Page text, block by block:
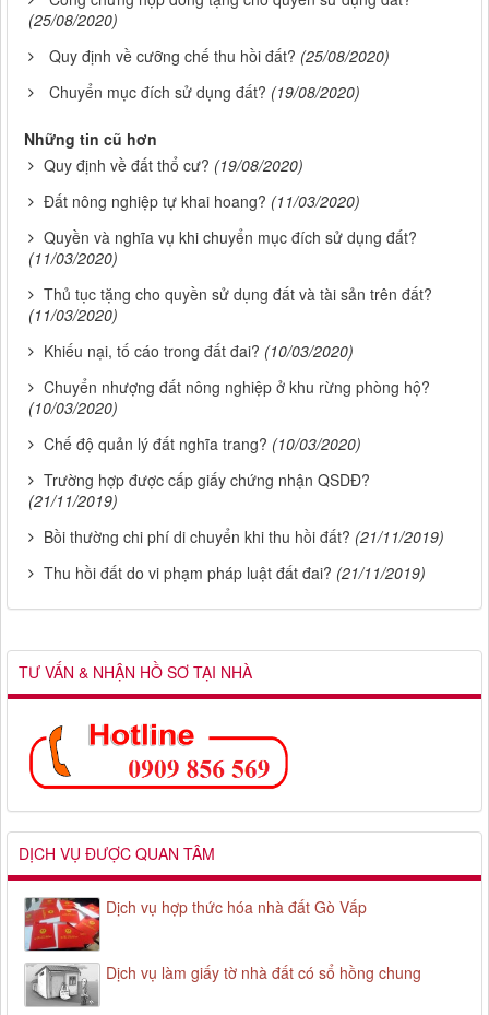
(25/08/2020)
Quy định về cưỡng chế thu hồi đất? (25/08/2020)
Chuyển mục đích sử dụng đất? (19/08/2020)
Những tin cũ hơn
Quy định về đất thổ cư? (19/08/2020)
Đất nông nghiệp tự khai hoang? (11/03/2020)
Quyền và nghĩa vụ khi chuyển mục đích sử dụng đất?
(11/03/2020)
Thủ tục tặng cho quyền sử dụng đất và tài sản trên đất?
(11/03/2020)
Khiếu nại, tố cáo trong đất đai? (10/03/2020)
Chuyển nhượng đất nông nghiệp ở khu rừng phòng hộ?
(10/03/2020)
Chế độ quản lý đất nghĩa trang? (10/03/2020)
Trường hợp được cấp giấy chứng nhận QSDĐ?
(21/11/2019)
Bồi thường chi phí di chuyển khi thu hồi đất? (21/11/2019)
Thu hồi đất do vi phạm pháp luật đất đai? (21/11/2019)
TƯ VẤN & NHẬN HỒ SƠ TẠI NHÀ
DỊCH VỤ ĐƯỢC QUAN TÂM
Dịch vụ hợp thức hóa nhà đất Gò Vấp
Dịch vụ làm giấy tờ nhà đất có sổ hồng chung